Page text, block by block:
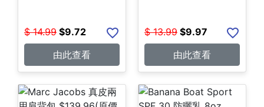
$ 14.99 $9.72
由此查看
$ 13.99 $9.97
由此查看